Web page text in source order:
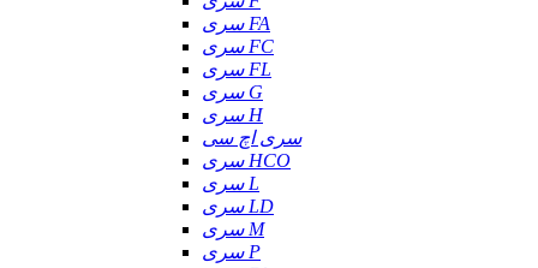
سری FA
سری FC
سری FL
سری G
سری H
سری اچ سی
سری HCO
سری L
سری LD
سری M
سری P